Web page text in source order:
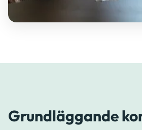
Grundläggande